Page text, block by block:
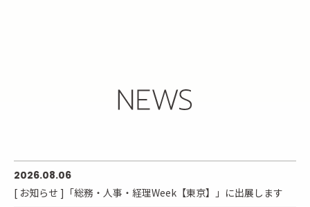
2026.08.06
[ お知らせ ]「総務・人事・経理Week【東京】」に出展します